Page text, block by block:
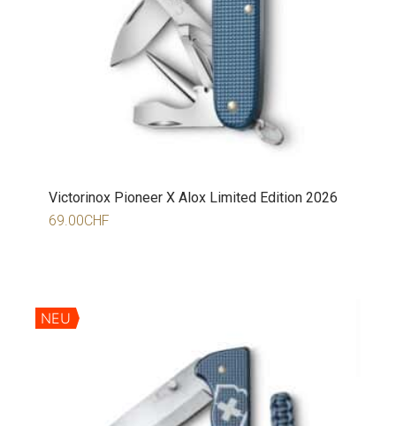
Victorinox Pioneer X Alox Limited Edition 2026
69.00CHF
NEU